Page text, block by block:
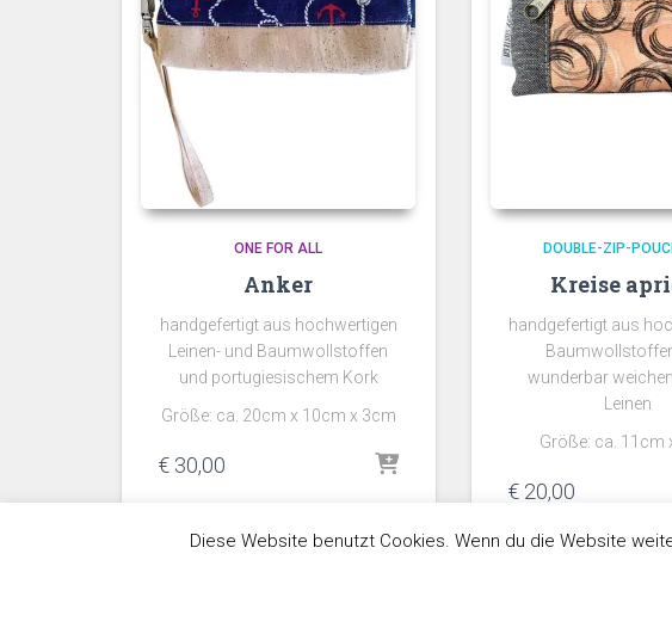
ONE FOR ALL
Anker
handgefertigt aus hochwertigen
Leinen- und Baumwollstoffen
und portugiesischem Kork
Größe: ca. 20cm x 10cm x 3cm
€ 30,00
zzgl.Versand
DOUBLE-ZIP-
Kreise
handgefertigt aus
wunderbar
Leinen
Größe: ca. 11cm
€20,00
Umsatzsteuerbefreit gem. §6
Diese Website benutzt Cookies. Wenn du die Website